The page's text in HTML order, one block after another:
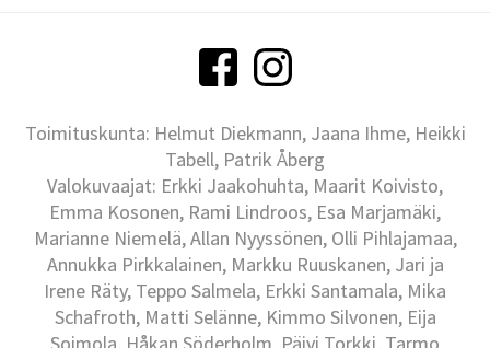
Toimituskunta: Helmut Diekmann, Jaana Ihme, Heikki
Tabell, Patrik Åberg
Valokuvaajat: Erkki Jaakohuhta, Maarit Koivisto,
Emma Kosonen, Rami Lindroos, Esa Marjamäki,
Marianne Niemelä, Allan Nyyssönen, Olli Pihlajamaa,
Annukka Pirkkalainen, Markku Ruuskanen, Jari ja
Irene Räty, Teppo Salmela, Erkki Santamala, Mika
Schafroth, Matti Selänne, Kimmo Silvonen, Eija